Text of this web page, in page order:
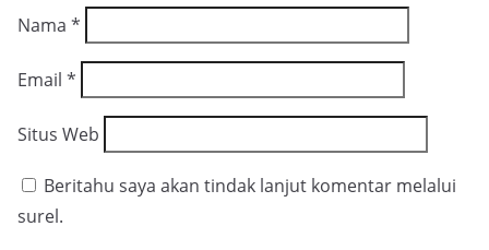
Nama *
Email *
Situs Web
Beritahu saya akan tindak lanjut komentar melalui
surel.